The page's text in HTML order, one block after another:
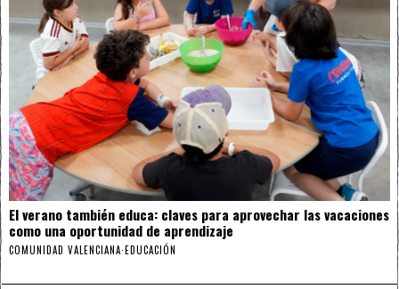
El verano también educa: claves para aprovechar las vacaciones
como una oportunidad de aprendizaje
COMUNIDAD VALENCIANA·EDUCACIÓN